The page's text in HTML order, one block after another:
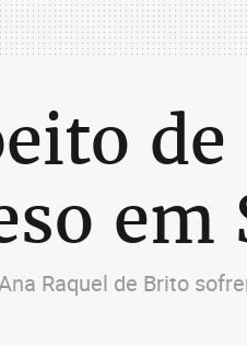
em
Raquel de Brito